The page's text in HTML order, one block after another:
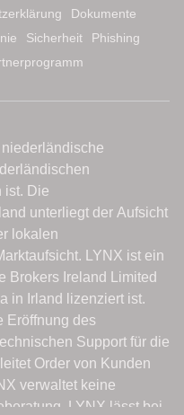
Dokumente
Sicherheit
Phishing